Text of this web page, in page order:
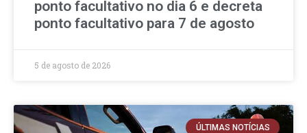
ponto facultativo no dia 6 e decreta
ponto facultativo para 7 de agosto
5 de agosto de 2026
ÚLTIMAS NOTÍCIAS